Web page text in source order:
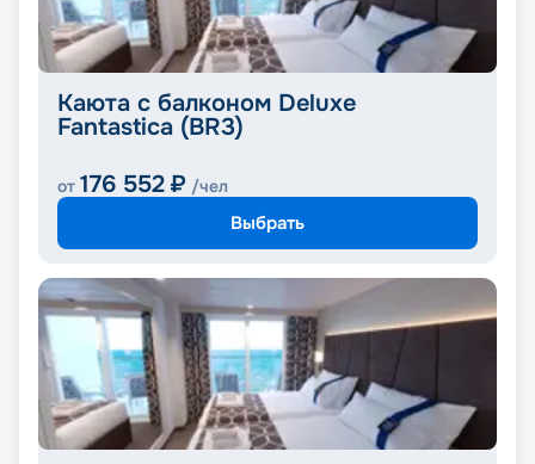
Каюта с балконом Deluxe
Fantastica (BR3)
от 176 552 ₽ /чел
Выбрать